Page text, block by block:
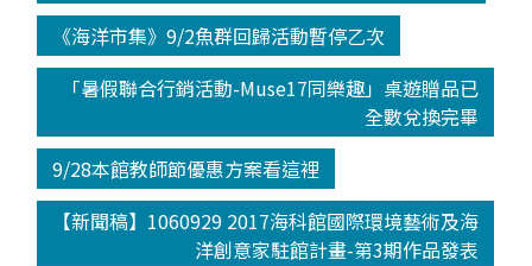
《海洋市集》9/2魚群回歸活動暫停乙次
「暑假聯合行銷活動-Muse17同樂趣」桌遊贈品已
全數兌換完畢
9/28本館教師節優惠方案看這裡
【新聞稿】1060929 2017海科館國際環境藝術及海
洋創意家駐館計畫-第3期作品發表